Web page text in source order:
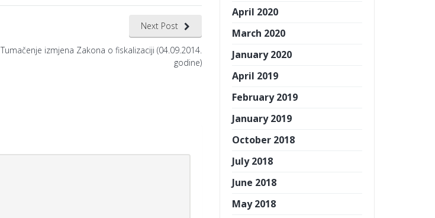
April 2020
March 2020
January 2020
April 2019
February 2019
January 2019
October 2018
July 2018
June 2018
May 2018
Next Post
Tumačenje izmjena Zakona o fiskalizaciji (04.09.2014.
godine)